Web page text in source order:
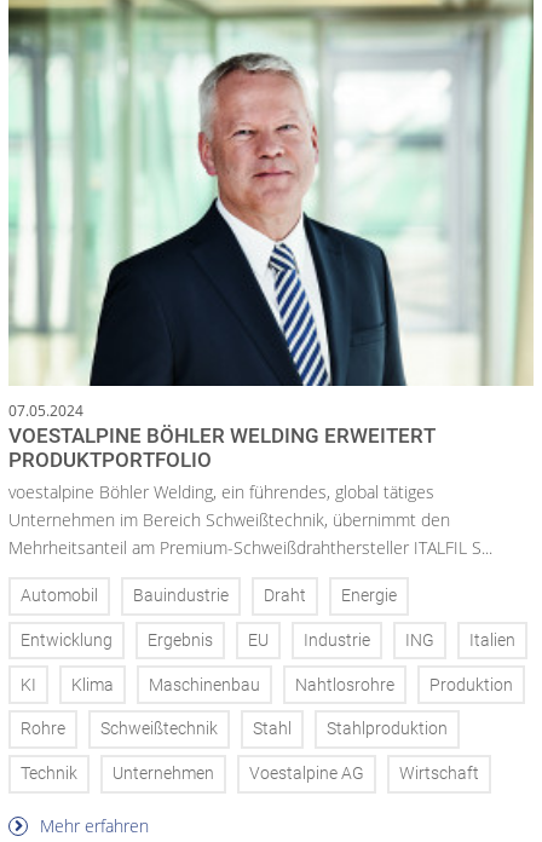
07.05.2024
VOESTALPINE BÖHLER WELDING ERWEITERT
PRODUKTPORTFOLIO
voestalpine Böhler Welding, ein führendes, global tätiges
Unternehmen im Bereich Schweißtechnik, übernimmt den
Mehrheitsanteil am Premium-Schweißdrahthersteller ITALFIL S...
Automobil Bauindustrie Draht Energie
Entwicklung Ergebnis EU Industrie ING Italien
KI Klima Maschinenbau Nahtlosrohre Produktion
Rohre Schweißtechnik Stahl Stahlproduktion
Technik Unternehmen Voestalpine AG Wirtschaft
Mehr erfahren